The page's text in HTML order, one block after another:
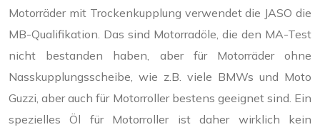
Motorräder mit Trockenkupplung verwendet die JASO die
MB-Qualifikation. Das sind Motorradöle, die den MA-Test
nicht bestanden haben, aber für Motorräder ohne
Nasskupplungsscheibe, wie z.B. viele BMWs und Moto
Guzzi, aber auch für Motorroller bestens geeignet sind. Ein
spezielles Öl für Motorroller ist daher wirklich kein